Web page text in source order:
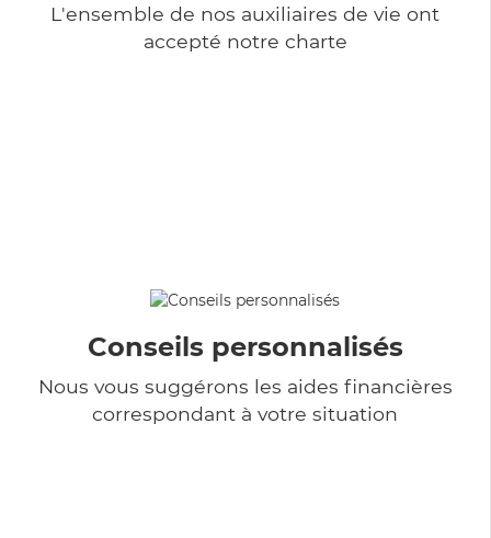
L'ensemble de nos auxiliaires de vie ont
accepté notre charte
Conseils personnalisés
Nous vous suggérons les aides financières
correspondant à votre situation